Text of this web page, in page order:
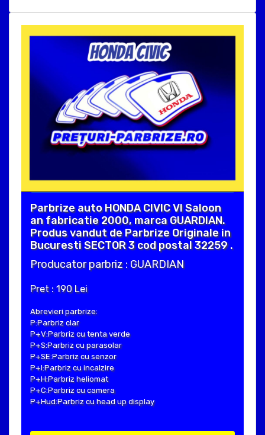
Parbrize auto HONDA CIVIC VI Saloon
an fabricatie 2000, marca GUARDIAN.
Produs vandut de Parbrize Originale in
Bucuresti SECTOR 3 cod postal 32259 .
Producator parbriz : GUARDIAN
Pret : 190 Lei
Abrevieri parbrize:
P:Parbriz clar
P+V:Parbriz cu tenta verde
P+S:Parbriz cu parasolar
P+SE:Parbriz cu senzor
P+I:Parbriz cu incalzire
P+H:Parbriz heliomat
P+C:Parbriz cu camera
P+Hud:Parbriz cu head up display